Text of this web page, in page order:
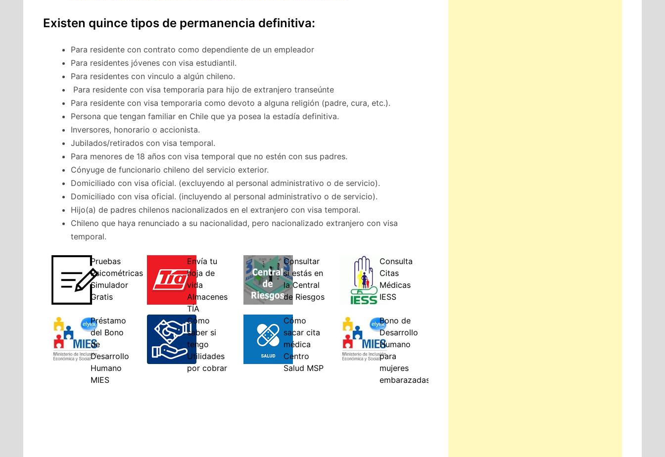
Existen quince tipos de permanencia definitiva:
Para residente con contrato como dependiente de un empleador
Para residentes jóvenes con visa estudiantil.
Para residentes con vinculo a algún chileno.
Para residente con visa temporaria para hijo de extranjero transeúnte
Para residente con visa temporaria como devoto a alguna religión (padre, cura, etc.).
Persona que tengan familiar en Chile que ya posea la estadía definitiva.
Inversores, honorario o accionista.
Jubilados/retirados con visa temporal.
Para menores de 18 años con visa temporal que no estén con sus padres.
Cónyuge de funcionario chileno del servicio exterior.
Domiciliado con visa oficial. (excluyendo al personal administrativo o de servicio).
Domiciliado con visa oficial. (incluyendo al personal administrativo o de servicio).
Hijo(a) de padres chilenos nacionalizados en el extranjero con visa temporal.
Chileno que haya renunciado a su nacionalidad, pero nacionalizado extranjero con visa
temporal.